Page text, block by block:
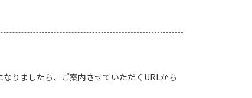
りましたら、ご案内させていただくURLから